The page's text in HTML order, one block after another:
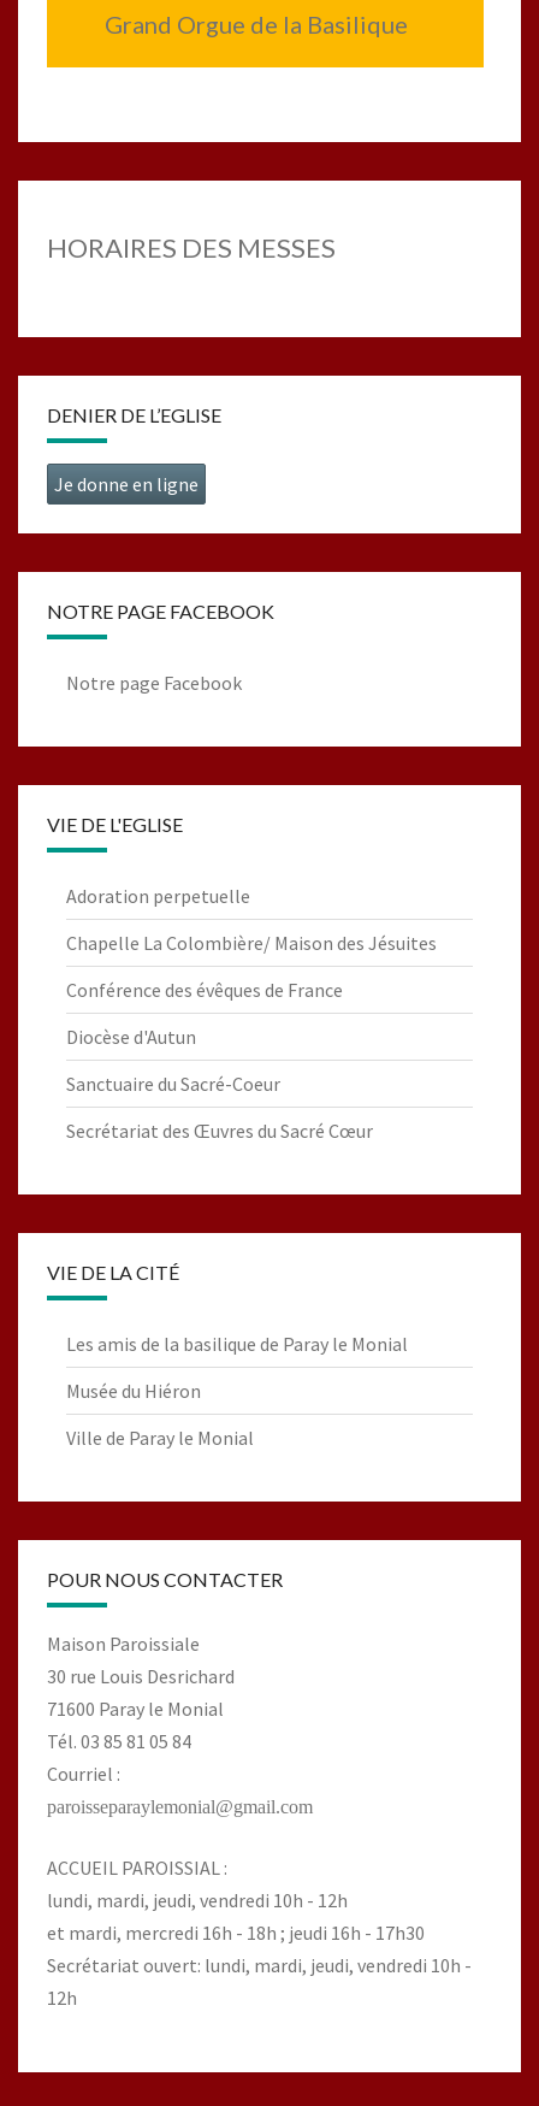
Grand Orgue de la Basilique
HORAIRES DES MESSES
DENIER DE L’EGLISE
Je donne en ligne
NOTRE PAGE FACEBOOK
Notre page Facebook
VIE DE L'EGLISE
Adoration perpetuelle
Chapelle La Colombière/ Maison des Jésuites
Conférence des évêques de France
Diocèse d'Autun
Sanctuaire du Sacré-Coeur
Secrétariat des Œuvres du Sacré Cœur
VIE DE LA CITÉ
Les amis de la basilique de Paray le Monial
Musée du Hiéron
Ville de Paray le Monial
POUR NOUS CONTACTER
Maison Paroissiale
30 rue Louis Desrichard
71600 Paray le Monial
Tél. 03 85 81 05 84
Courriel :
paroisseparaylemonial@gmail.com
ACCUEIL PAROISSIAL :
lundi, mardi, jeudi, vendredi 10h - 12h
et mardi, mercredi 16h - 18h ; jeudi 16h - 17h30
Secrétariat ouvert: lundi, mardi, jeudi, vendredi 10h -
12h